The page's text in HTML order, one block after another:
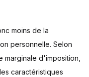
moins de la
personnelle. Selon
d'imposition,
caractéristiques